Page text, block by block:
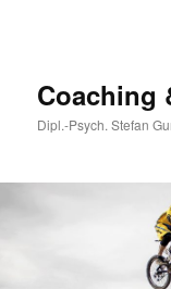
Coaching
Dipl.-Psych. Stefan